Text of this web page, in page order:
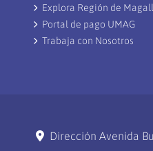
Explora Región de
Portal de pago UMAG
Trabaja con Nosotros
Dirección Avenida